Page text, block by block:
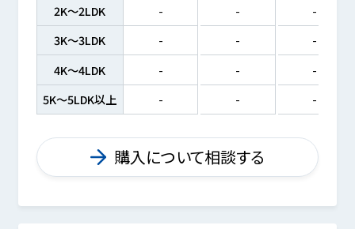
2K～2LDK
3K～3LDK
4K～4LDK
5K～5LDK以上
-
-
-
-
-
-
-
-
-
-
-
-
購入について相談する